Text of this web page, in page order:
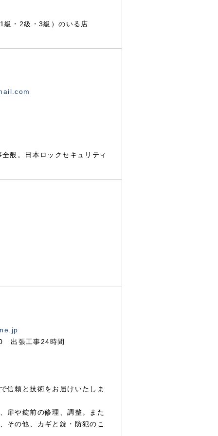
・2級・3級）のいる店
般。日本ロックセキュリティ
出張工事24時間
信頼と技術をお届けいたしま
扉や錠前の修理、調整。また
その他、カギと錠・防犯のこ